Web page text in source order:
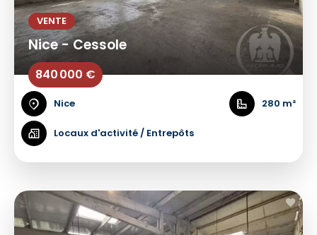
VENTE
Nice - Cessole
840 000 €
Nice 280 m²
Locaux d'activité / Entrepôts